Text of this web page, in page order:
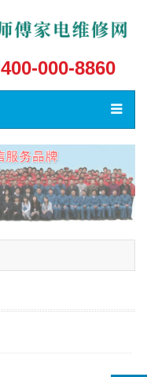
400-000-8860
Toggle
󰀥